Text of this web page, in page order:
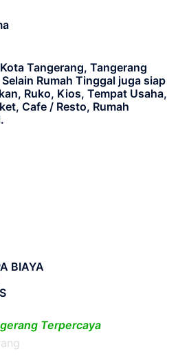
Tangerang, Tangerang
Selain Rumah Tinggal juga siap
Ruko, Kios, Tempat Usaha,
Cafe / Resto, Rumah
BIAYA
Terpercaya